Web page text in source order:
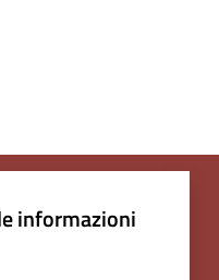
informazioni